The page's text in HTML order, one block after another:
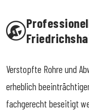
Verstopfte Rohre und
erheblich
fachgerecht beseitigt